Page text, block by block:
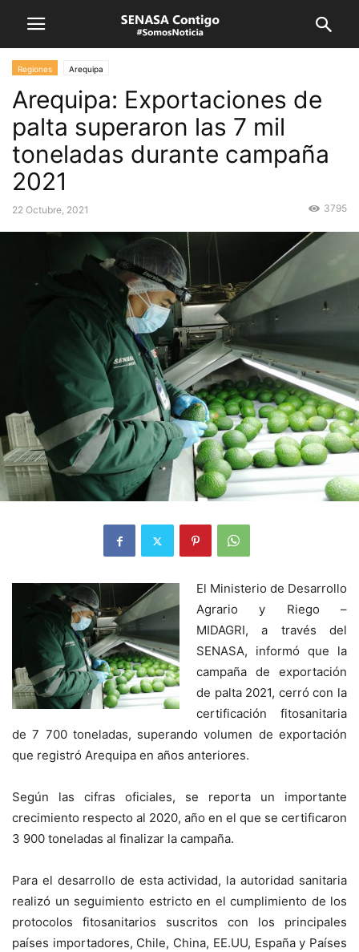
Regiones Arequipa
Arequipa: Exportaciones de
palta superaron las 7 mil
toneladas durante campaña
2021
22 Octubre, 2021 3795
El Ministerio de Desarrollo
Agrario y Riego –
MIDAGRI, a través del
SENASA, informó que la
campaña de exportación
de palta 2021, cerró con la
certificación fitosanitaria
de 7 700 toneladas, superando volumen de exportación
que registró Arequipa en años anteriores.
Según las cifras oficiales, se reporta un importante
crecimiento respecto al 2020, año en el que se certificaron
3 900 toneladas al finalizar la campaña.
Para el desarrollo de esta actividad, la autoridad sanitaria
realizó un seguimiento estricto en el cumplimiento de los
protocolos fitosanitarios suscritos con los principales
países importadores, Chile, China, EE.UU, España y Países